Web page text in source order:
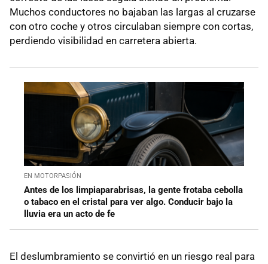
Muchos conductores no bajaban las largas al cruzarse
con otro coche y otros circulaban siempre con cortas,
perdiendo visibilidad en carretera abierta.
EN MOTORPASIÓN
Antes de los limpiaparabrisas, la gente frotaba cebolla
o tabaco en el cristal para ver algo. Conducir bajo la
lluvia era un acto de fe
El deslumbramiento se convirtió en un riesgo real para